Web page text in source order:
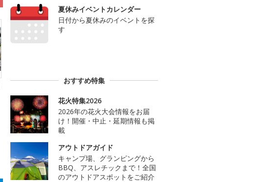
夏休みイベントカレンダー
日付から夏休みのイベントを探
す
おすすめ特集
花火特集2026
2026年の花火大会情報をお届
け！開催・中止・延期情報も掲
載
アウトドアガイド
キャンプ場、グランピングから
BBQ、アスレチックまで！全国
のアウトドアスポットをご紹介